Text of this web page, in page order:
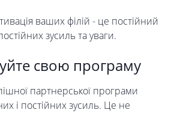
ваших філій - це постійний
зусиль та уваги.
свою програму
партнерської програми
і постійних зусиль. Це не